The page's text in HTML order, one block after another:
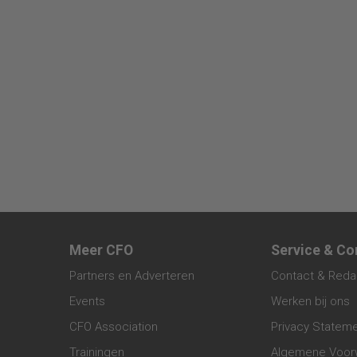
Meer CFO
Partners en Adverteren
Events
CFO Association
Trainingen
Service &
Contact &
Werken bij ons
Privacy
Algemene